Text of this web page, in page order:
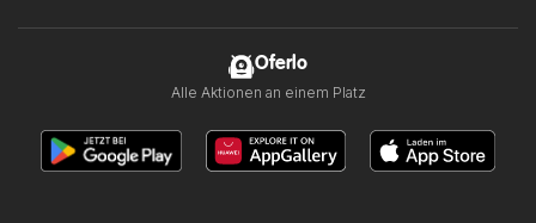
Oferlo
Alle Aktionen an einem Platz